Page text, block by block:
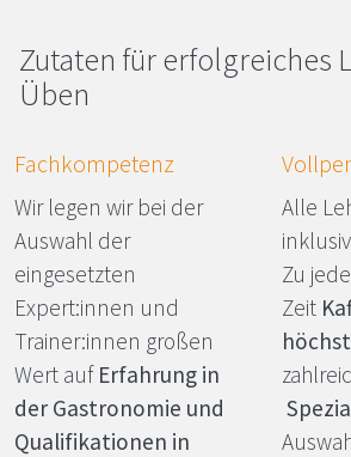
Zu­ta­ten für er­folg­rei­ches
Üben
Fachkompetenz
Wir legen wir bei der
Auswahl der
eingesetzten
Expert:innen und
Trainer:innen großen
Wert auf Erfahrung in
der Gastronomie und
Qualifikationen in
Alle
Zu
Zeit